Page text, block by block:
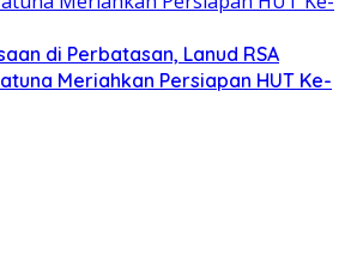
di Perbatasan, Lanud RSA
Meriahkan Persiapan HUT Ke-